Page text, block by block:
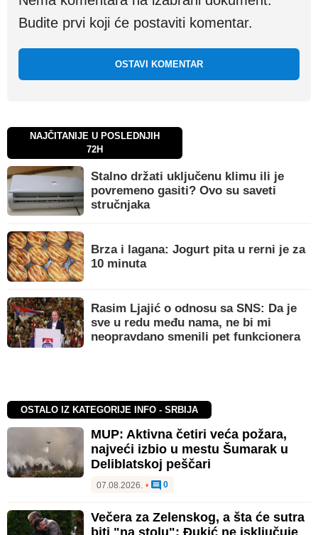
Budite prvi koji će postaviti komentar.
OSTAVI KOMENTAR
NAJČITANIJE U POSLEDNJIH
72H
Stalno držati uključenu klimu ili je
povremeno gasiti? Ovo su saveti
stručnjaka
Brza i lagana: Jogurt pita u rerni je za
10 minuta
Rasim Ljajić o odnosu sa SNS: Da je
sve u redu među nama, ne bi mi
neopravdano smenili pet funkcionera
OSTALO IZ KATEGORIJE INFO - SRBIJA
MUP: Aktivna četiri veća požara,
najveći izbio u mestu Šumarak u
Deliblatskoj peščari
07.08.2026. • 0
Večera za Zelenskog, a šta će sutra
biti "na stolu": Đukić ne isključuje